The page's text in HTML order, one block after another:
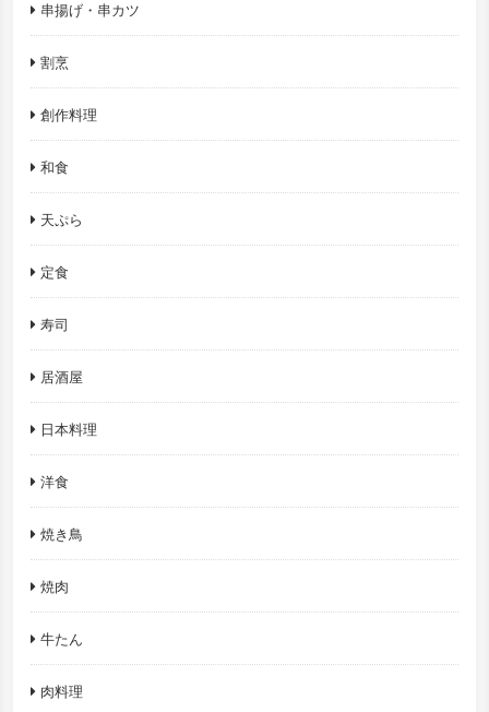
串揚げ・串カツ
割烹
創作料理
和食
天ぷら
定食
寿司
居酒屋
日本料理
洋食
焼き鳥
焼肉
牛たん
肉料理